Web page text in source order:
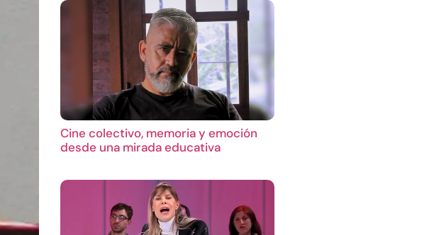
Cine colectivo, memoria y emoción
desde una mirada educativa